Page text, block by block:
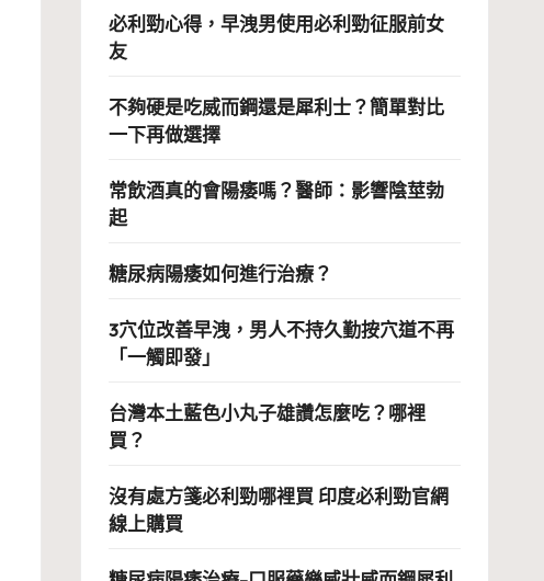
必利勁心得，早洩男使用必利勁征服前女
友
不夠硬是吃威而鋼還是犀利士？簡單對比
一下再做選擇
常飲酒真的會陽痿嗎？醫師：影響陰莖勃
起
糖尿病陽痿如何進行治療？
3穴位改善早洩，男人不持久勤按穴道不再
「一觸即發」
台灣本土藍色小丸子雄讚怎麼吃？哪裡
買？
沒有處方箋必利勁哪裡買 印度必利勁官網
線上購買